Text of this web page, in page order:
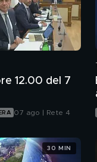
12.00 del 7
07 ago | Rete 4
30 MIN